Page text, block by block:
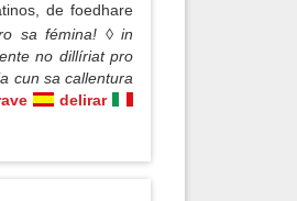
de foedhare
sa fémina! ◊ in
no dillíriat pro
cun sa callentura
delirar